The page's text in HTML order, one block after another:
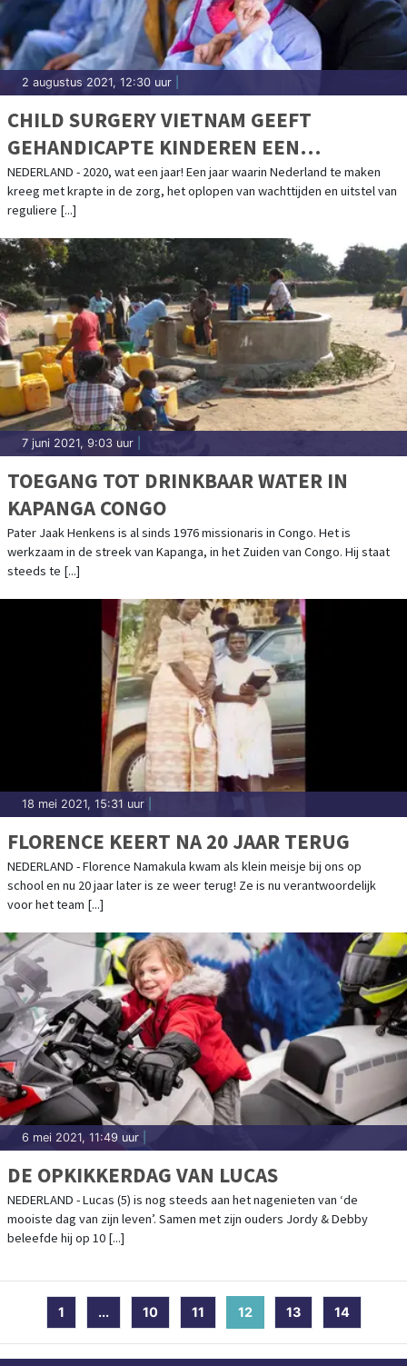
2 augustus 2021, 12:30 uur
CHILD SURGERY VIETNAM GEEFT
GEHANDICAPTE KINDEREN EEN
TOEKOMST
NEDERLAND - 2020, wat een jaar! Een jaar waarin Nederland te maken
kreeg met krapte in de zorg, het oplopen van wachttijden en uitstel van
reguliere [...]
7 juni 2021, 9:03 uur
TOEGANG TOT DRINKBAAR WATER IN
KAPANGA CONGO
Pater Jaak Henkens is al sinds 1976 missionaris in Congo. Het is
werkzaam in de streek van Kapanga, in het Zuiden van Congo. Hij staat
steeds te [...]
18 mei 2021, 15:31 uur
FLORENCE KEERT NA 20 JAAR TERUG
NEDERLAND - Florence Namakula kwam als klein meisje bij ons op
school en nu 20 jaar later is ze weer terug! Ze is nu verantwoordelijk
voor het team [...]
6 mei 2021, 11:49 uur
DE OPKIKKERDAG VAN LUCAS
NEDERLAND - Lucas (5) is nog steeds aan het nagenieten van ‘de
mooiste dag van zijn leven’. Samen met zijn ouders Jordy & Debby
beleefde hij op 10 [...]
1 ... 10 11 12(current)
13 14